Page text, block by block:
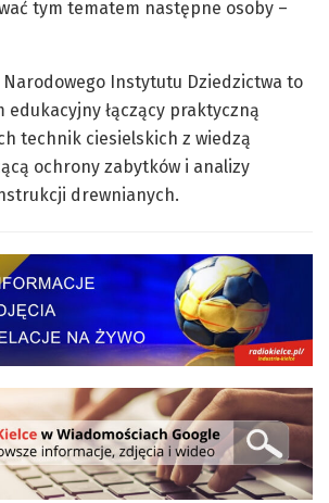
tym tematem następne osoby –
Narodowego Instytutu Dziedzictwa to
edukacyjny łączący praktyczną
technik ciesielskich z wiedzą
ochrony zabytków i analizy
drewnianych.